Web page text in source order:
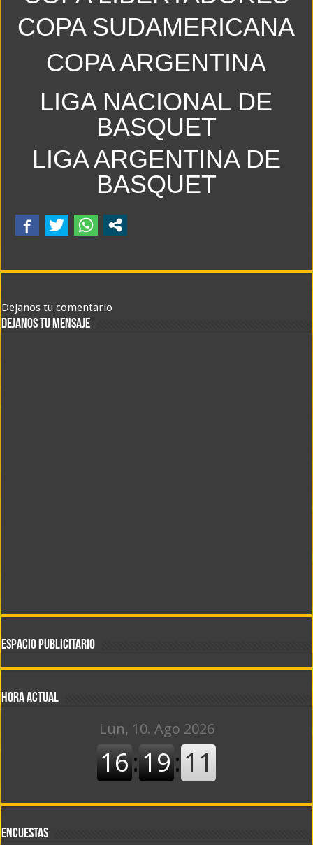
El embajador argentino en Brasil ya está en Buenos Aires y la crisis con Lula
COPA SUDAMERICANA
COPA ARGENTINA
LIGA NACIONAL DE
BASQUET
LIGA ARGENTINA DE
BASQUET
Dejanos tu comentario
DEJANOS TU MENSAJE
ESPACIO PUBLICITARIO
DE LUNES A VIERNES DE
06:00 A 12:00 hs
Hora actual
Encuestas